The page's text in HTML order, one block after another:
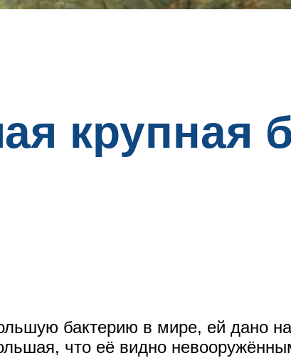
крупная
бактерию в мире, ей дано
что её видно